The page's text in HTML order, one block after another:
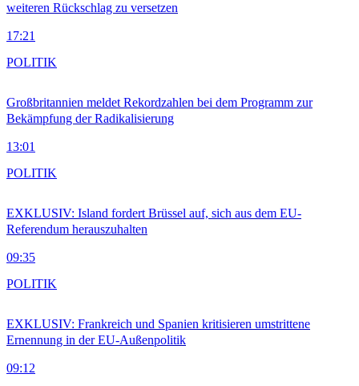
weiteren Rückschlag zu versetzen
17:21
Großbritannien meldet Rekordzahlen bei dem Programm zur
Bekämpfung der Radikalisierung
13:01
POLITIK
EXKLUSIV: Island fordert Brüssel auf, sich aus dem EU-
Referendum herauszuhalten
09:35
POLITIK
EXKLUSIV: Frankreich und Spanien kritisieren umstrittene
Ernennung in der EU-Außenpolitik
09:12
POLITIK